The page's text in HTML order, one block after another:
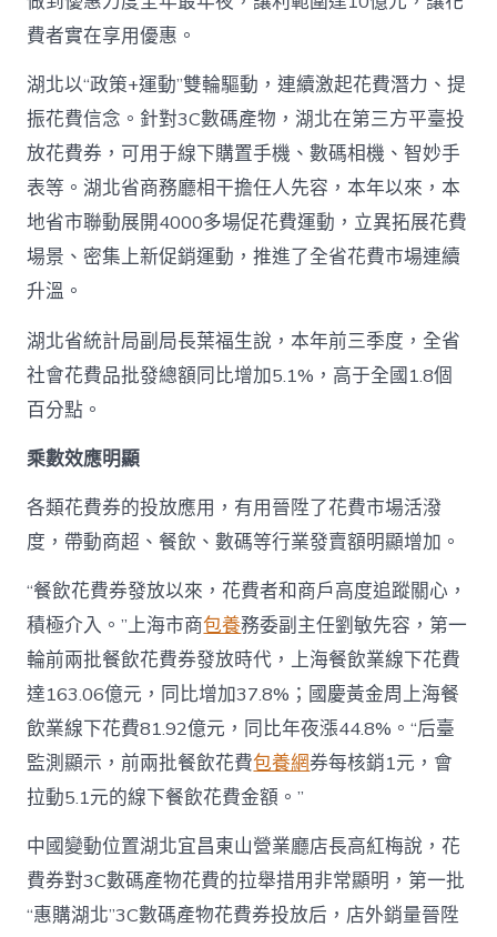
費者實在享用優惠。
湖北以“政策+運動”雙輪驅動，連續激起花費潛力、提
振花費信念。針對3C數碼產物，湖北在第三方平臺投
放花費券，可用于線下購置手機、數碼相機、智妙手
表等。湖北省商務廳相干擔任人先容，本年以來，本
地省市聯動展開4000多場促花費運動，立異拓展花費
場景、密集上新促銷運動，推進了全省花費市場連續
升溫。
湖北省統計局副局長葉福生說，本年前三季度，全省
社會花費品批發總額同比增加5.1%，高于全國1.8個
百分點。
乘數效應明顯
各類花費券的投放應用，有用晉陞了花費市場活潑
度，帶動商超、餐飲、數碼等行業發賣額明顯增加。
“餐飲花費券發放以來，花費者和商戶高度追蹤關心，
積極介入。”上海市商包養務委副主任劉敏先容，第一
輪前兩批餐飲花費券發放時代，上海餐飲業線下花費
達163.06億元，同比增加37.8%；國慶黃金周上海餐
飲業線下花費81.92億元，同比年夜漲44.8%。“后臺
監測顯示，前兩批餐飲花費包養網券每核銷1元，會
拉動5.1元的線下餐飲花費金額。”
中國變動位置湖北宜昌東山營業廳店長高紅梅說，花
費券對3C數碼產物花費的拉舉措用非常顯明，第一批
“惠購湖北”3C數碼產物花費券投放后，店外銷量晉陞